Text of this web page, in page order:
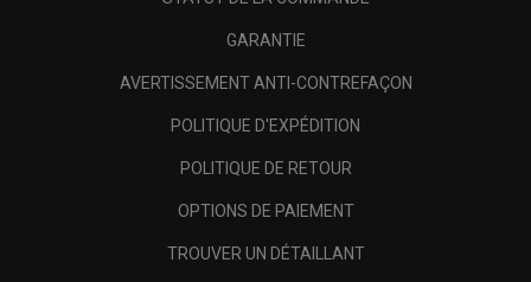
GARANTIE
AVERTISSEMENT ANTI-CONTREFAÇON
POLITIQUE D'EXPÉDITION
POLITIQUE DE RETOUR
OPTIONS DE PAIEMENT
TROUVER UN DÉTAILLANT